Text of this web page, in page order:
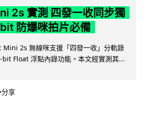
2s 實測 四發一收同步獨
防爆咪拍片必備
Mini 2s 無線咪支援「四發一收」分軌錄
Float 浮點內錄功能。本文經實測其...
分享